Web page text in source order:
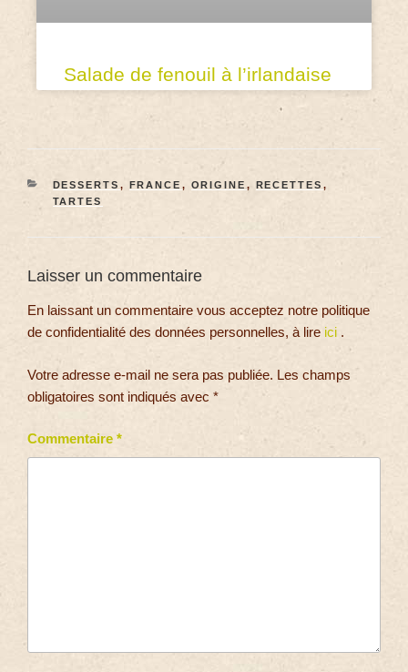
Salade de fenouil à l’irlandaise
DESSERTS , FRANCE , ORIGINE , RECETTES ,
TARTES
Laisser un commentaire
En laissant un commentaire vous acceptez notre politique
de confidentialité des données personnelles, à lire ici .
Votre adresse e-mail ne sera pas publiée. Les champs
obligatoires sont indiqués avec *
Commentaire *